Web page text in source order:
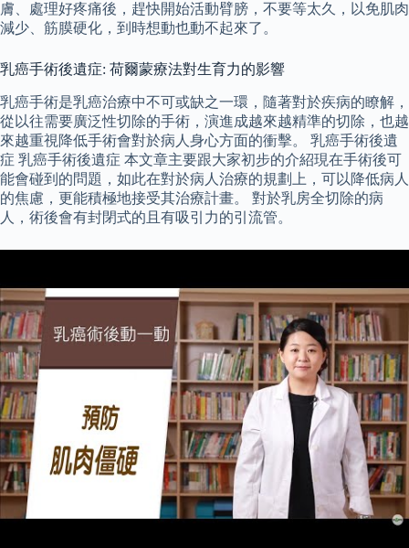
膚、處理好疼痛後，趕快開始活動臂膀，不要等太久，以免肌肉
減少、筋膜硬化，到時想動也動不起來了。
乳癌手術後遺症: 荷爾蒙療法對生育力的影響
乳癌手術是乳癌治療中不可或缺之一環，隨著對於疾病的瞭解，
從以往需要廣泛性切除的手術，演進成越來越精準的切除，也越
來越重視降低手術會對於病人身心方面的衝擊。 乳癌手術後遺
症 乳癌手術後遺症 本文章主要跟大家初步的介紹現在手術後可
能會碰到的問題，如此在對於病人治療的規劃上，可以降低病人
的焦慮，更能積極地接受其治療計畫。 對於乳房全切除的病
人，術後會有封閉式的且有吸引力的引流管。